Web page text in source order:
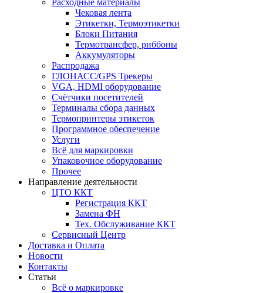
Расходные материалы
Чековая лента
Этикетки, Термоэтикетки
Блоки Питания
Термотрансфер, риббоны
Аккумуляторы
Распродажа
ГЛОНАСС/GPS Трекеры
VGA, HDMI оборудование
Счётчики посетителей
Терминалы сбора данных
Термопринтеры этикеток
Программное обеспечение
Услуги
Всё для маркировки
Упаковочное оборудование
Прочее
Направление деятельности
ЦТО ККТ
Регистрация ККТ
Замена ФН
Тех. Обслуживание ККТ
Сервисный Центр
Доставка и Оплата
Новости
Контакты
Статьи
Всё о маркировке